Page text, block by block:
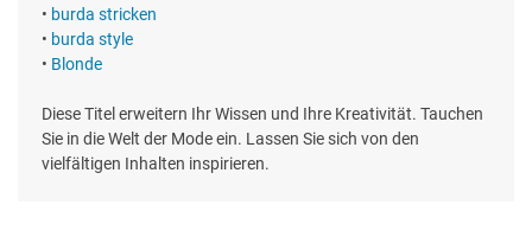
• burda stricken
• burda style
• Blonde
Diese Titel erweitern Ihr Wissen und Ihre Kreativität. Tauchen
Sie in die Welt der Mode ein. Lassen Sie sich von den
vielfältigen Inhalten inspirieren.